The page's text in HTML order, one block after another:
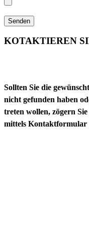
Senden
KOTAKTIEREN
Sollten Sie die
nicht gefunden haben
treten wollen, zögern
mittels